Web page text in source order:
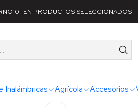
Inalámbricas Agrícola Accesorios
EN PRODUCTOS SELECCIONADOS
Hormigón Juego de Aspas
Juego de
Cantidad